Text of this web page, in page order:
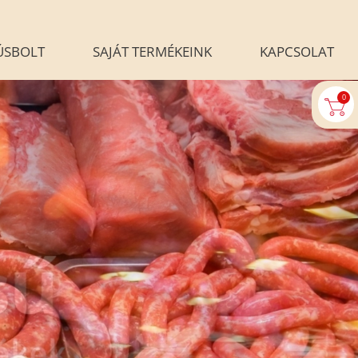
0
AUTOMATA
BLOG
SAJÁT TERMÉKEINK KAPCSOLAT